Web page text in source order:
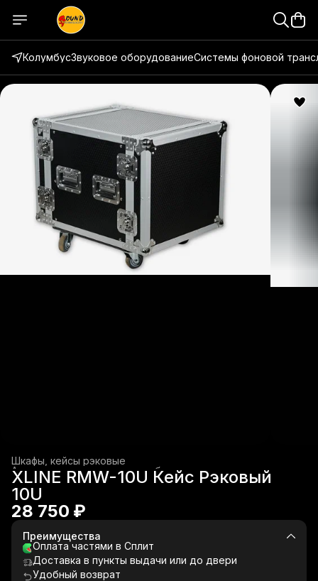
КолумбусЗвуковое оборудованиеСистемы фоновой
Шкафы, кейсы рэковые
Аксессуары для звукового оборудования
Звуковое оборудование
Главная ›
XLINE RMW-10U Кейс Рэковый
10U
28 750 ₽
Преимущества
Оплата частями в Сплит
Доставка в пункты выдачи или до двери
Удобный возврат